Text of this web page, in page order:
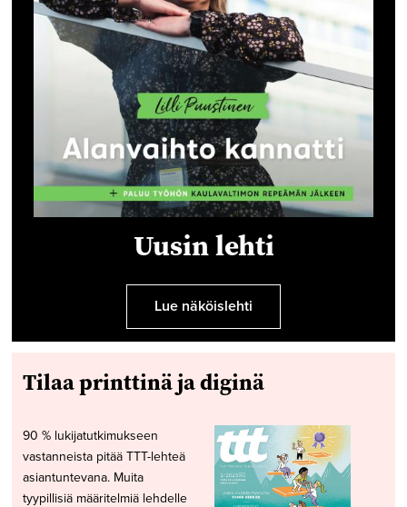
Uusin lehti
Lue näköislehti
Tilaa printtinä ja diginä
90 % lukijatutkimukseen
vastanneista pitää TTT-lehteä
asiantuntevana. Muita
tyypillisiä määritelmiä lehdelle